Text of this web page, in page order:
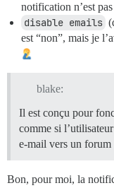
notification n’est
disable emails
est “non”, mais je
blake:
Il est conçu pour
comme si
e-mail vers un forum
Bon, pour moi, la